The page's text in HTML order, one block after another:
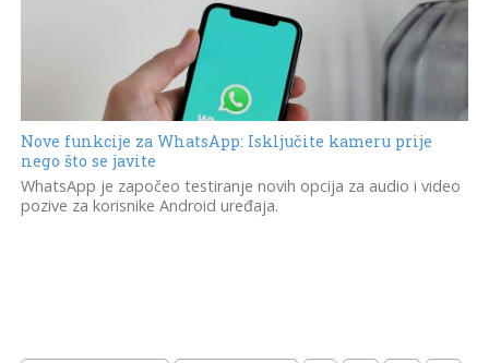
Nove funkcije za WhatsApp: Isključite kameru prije
nego što se javite
WhatsApp je započeo testiranje novih opcija za audio i video
pozive za korisnike Android uređaja.